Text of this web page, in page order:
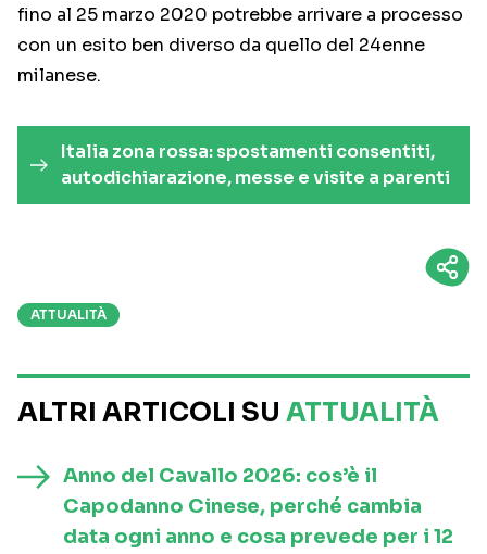
fino al 25 marzo 2020 potrebbe arrivare a processo
con un esito ben diverso da quello del 24enne
milanese.
Italia zona rossa: spostamenti consentiti,
autodichiarazione, messe e visite a parenti
ATTUALITÀ
ALTRI ARTICOLI SU ATTUALITÀ
Anno del Cavallo 2026: cos’è il
Capodanno Cinese, perché cambia
data ogni anno e cosa prevede per i 12